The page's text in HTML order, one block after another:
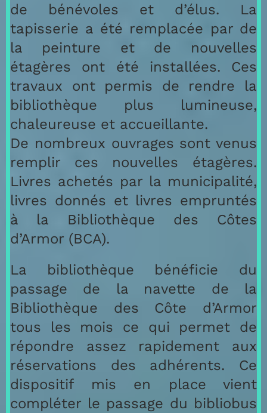
de bénévoles et d’élus. La
tapisserie a été remplacée par de
la peinture et de nouvelles
étagères ont été installées. Ces
travaux ont permis de rendre la
bibliothèque plus lumineuse,
chaleureuse et accueillante.
De nombreux ouvrages sont venus
remplir ces nouvelles étagères.
Livres achetés par la municipalité,
livres donnés et livres empruntés
à la Bibliothèque des Côtes
d’Armor (BCA).
La bibliothèque bénéficie du
passage de la navette de la
Bibliothèque des Côte d’Armor
tous les mois ce qui permet de
répondre assez rapidement aux
réservations des adhérents. Ce
dispositif mis en place vient
compléter le passage du bibliobus